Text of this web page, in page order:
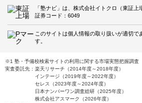
「塾ナビ」は、株式会社イトクロ（東証上
証券コード：6049
このサイトは個人情報の取り扱いが適切で
す。
※1 塾・予備校検索サイトの利用に関する市場実態把握調査
実査委託先：楽天リサーチ（2014年度～2018年度）
インテージ（2019年度～2022年度）
セレス（2023年度～2024年度）
日本ナンバーワン調査総研（2025年度）
株式会社アスマーク（2026年度）